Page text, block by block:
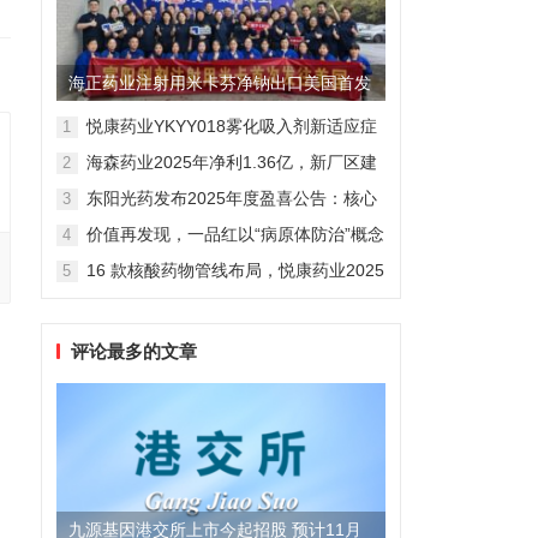
海正药业注射用米卡芬净钠出口美国首发
制剂全球化迈出关键一步
1
悦康药业YKYY018雾化吸入剂新适应症
感染防治
2
海森药业2025年净利1.36亿，新厂区建
3
东阳光药发布2025年度盈喜公告：核心
维度
4
价值再发现，一品红以“病原体防治”概念
5
16 款核酸药物管线布局，悦康药业2025
评论最多的文章
九源基因港交所上市今起招股 预计11月